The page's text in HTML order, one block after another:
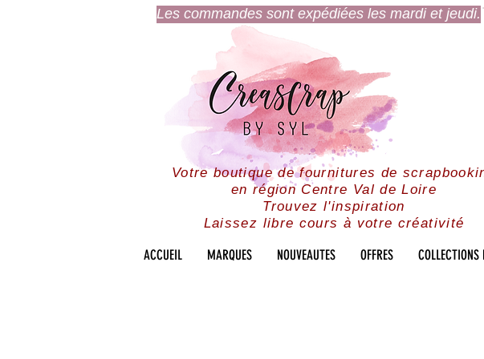
Les commandes sont expédiées les mardi et jeudi.
Votre boutique de fournitures de
en région Centre Val de Loire
Trouvez l'inspiration
Laissez libre cours à votre créativité
ACCUEIL MARQUES NOUVEAUTES OFFRES COLLECTIONS